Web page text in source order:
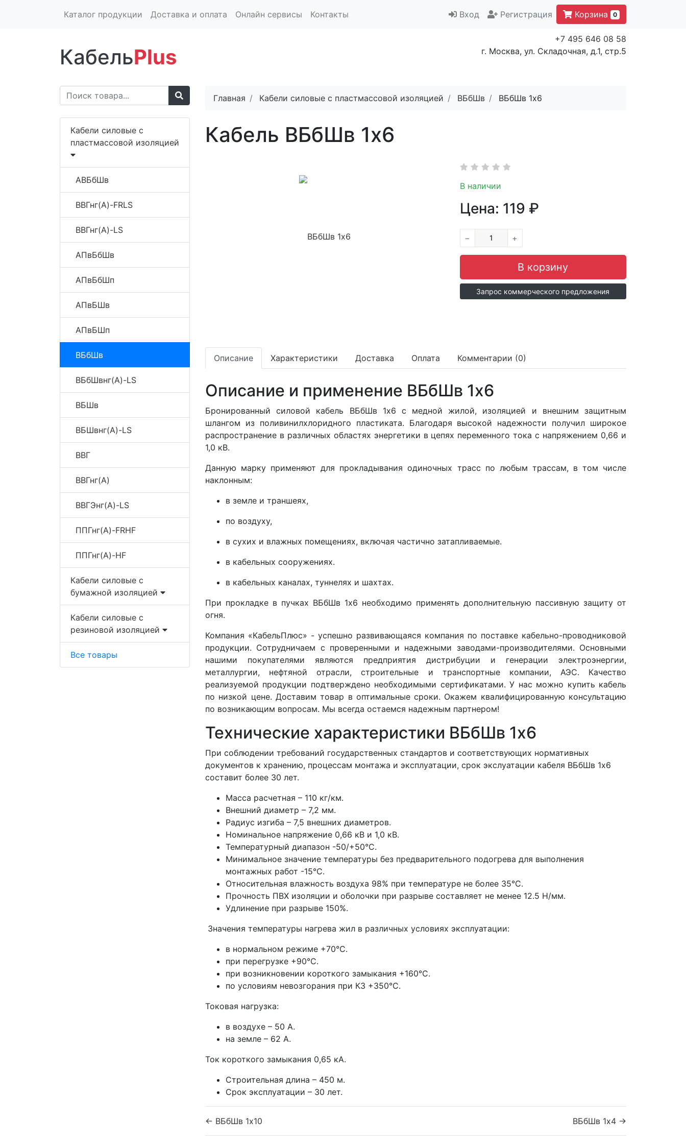
Каталог продукции Доставка и оплата Онлайн сервисы Контакты Вход Регистрация Корзина 0
КабельPlus
+7 495 646 08 58
г. Москва, ул. Складочная, д.1, стр.5
Кабели силовые с
пластмассовой изоляцией
АВБбШв
ВВГнг(A)-FRLS
ВВГнг(A)-LS
АПвБбШв
АПвБбШп
АПвБШв
АПвБШп
ВБбШв
ВБбШвнг(A)-LS
ВБШв
ВБШвнг(A)-LS
ВВГ
ВВГнг(A)
ВВГЭнг(A)-LS
ППГнг(A)-FRHF
ППГнг(A)-HF
Кабели силовые с
бумажной изоляцией
Кабели силовые с
резиновой изоляцией
Все товары
Главная Кабели силовые с пластмассовой изоляцией ВБбШв ВБбШв 1x6
Кабель ВБбШв 1x6
В наличии
Цена: 119 ₽
− +
Запрос коммерческого предложения
Описание Характеристики Доставка Оплата Комментарии (0)
Описание и применение ВБбШв 1x6
Бронированный силовой кабель ВБбШв 1x6 с медной жилой, изоляцией и внешним защитным
шлангом из поливинилхлоридного пластиката. Благодаря высокой надежности получил широкое
распространение в различных областях энергетики в цепях переменного тока с напряжением 0,66 и
1,0 кВ.
Данную марку применяют для прокладывания одиночных трасс по любым трассам, в том числе
наклонным:
в земле и траншеях,
по воздуху,
в сухих и влажных помещениях, включая частично затапливаемые.
в кабельных сооружениях.
в кабельных каналах, туннелях и шахтах.
При прокладке в пучках ВБбШв 1x6 необходимо применять дополнительную пассивную защиту от
огня.
Компания «КабельПлюс» - успешно развивающаяся компания по поставке кабельно-проводниковой
продукции. Сотрудничаем с проверенными и надежными заводами-производителями. Основными
нашими покупателями являются предприятия дистрибуции и генерации электроэнергии,
металлургии, нефтяной отрасли, строительные и транспортные компании, АЭС. Качество
реализуемой продукции подтверждено необходимыми сертификатами. У нас можно купить кабель
по низкой цене. Доставим товар в оптимальные сроки. Окажем квалифицированную консультацию
по возникающим вопросам. Мы всегда остаемся надежным партнером!
Технические характеристики ВБбШв 1x6
При соблюдении требований государственных стандартов и соответствующих нормативных
документов к хранению, процессам монтажа и эксплуатации, срок экслуатации кабеля ВБбШв 1x6
составит более 30 лет.
Масса расчетная – 110 кг/км.
Внешний диаметр – 7,2 мм.
Радиус изгиба – 7,5 внешних диаметров.
Номинальное напряжение 0,66 кВ и 1,0 кВ.
Температурный диапазон -50/+50°С.
Минимальное значение температуры без предварительного подогрева для выполнения
монтажных работ -15°С.
Относительная влажность воздуха 98% при температуре не более 35°С.
Прочность ПВХ изоляции и оболочки при разрыве составляет не менее 12.5 Н/мм.
Удлинение при разрыве 150%.
Значения температуры нагрева жил в различных условиях эксплуатации:
в нормальном режиме +70°С.
при перегрузке +90°С.
при возникновении короткого замыкания +160°С.
по условиям невозгорания при КЗ +350°С.
Токовая нагрузка:
в воздухе – 50 А.
на земле – 62 А.
Ток короткого замыкания 0,65 кА.
Строительная длина – 450 м.
Срок эксплуатации – 30 лет.
← ВБбШв 1x10 ВБбШв 1x4 →